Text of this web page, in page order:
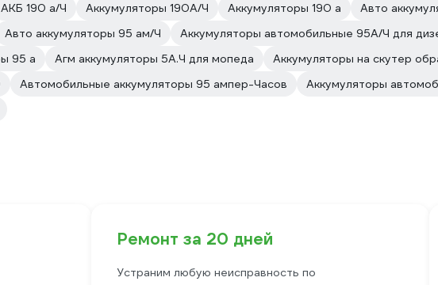
АКБ 190 а/Ч Аккумуляторы 190А/Ч Аккумуляторы 190 а
Авто
Авто аккумуляторы 95 ам/Ч
Аккумуляторы автомобильные 95А/Ч для
95 а Агм аккумуляторы 5А.Ч для мопеда
Аккумуляторы на скутер
Автомобильные аккумуляторы 95 ампер-Часов
Аккумуляторы
Ремонт за 20 дней
Устраним любую неисправность по